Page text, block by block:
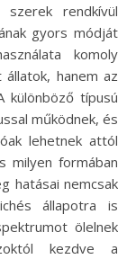
szerek rendkívül
gyors módját
komoly
hanem az
különböző típusú
működnek, és
lehetnek attól
milyen formában
hatásai nemcsak
állapotra is
ölelnek
kezdve a